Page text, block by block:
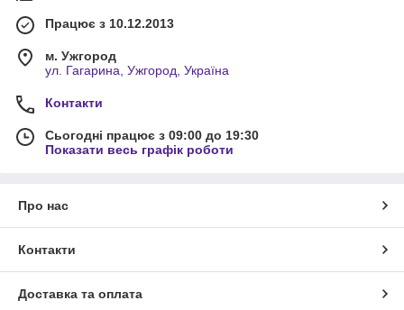
Працює з 10.12.2013
м. Ужгород
ул. Гагарина, Ужгород, Україна
Контакти
Сьогодні працює з 09:00 до 19:30
Показати весь графік роботи
Про нас
Контакти
Доставка та оплата